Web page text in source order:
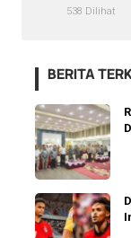
538 Dilihat
BERITA